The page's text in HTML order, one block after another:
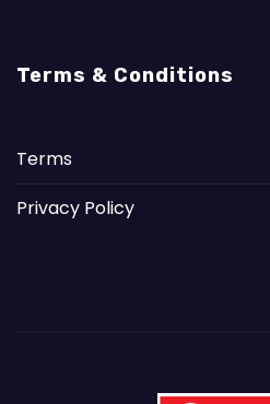
Terms & Conditions
Terms
Privacy Policy